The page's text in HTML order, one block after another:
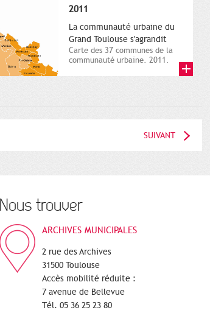
2011
La communauté urbaine du
Grand Toulouse s'agrandit
Carte des 37 communes de la
communauté urbaine. 2011.
SUIVANT
Nous trouver
ARCHIVES MUNICIPALES
2 rue des Archives
31500 Toulouse
Accès mobilité réduite :
7 avenue de Bellevue
Tél. 05 36 25 23 80